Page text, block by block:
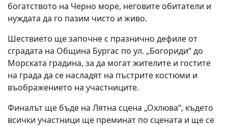
богатството на Черно море, неговите обитатели и
нуждата да го пазим чисто и живо.
Шествието ще започне с празнично дефиле от
сградата на Община Бургас по ул. „Богориди“ до
Морската градина, за да могат жителите и гостите
на града да се насладят на пъстрите костюми и
въображението на участниците.
Финалът ще бъде на Лятна сцена „Охлюва“, където
всички участници ще преминат по сцената и ще се